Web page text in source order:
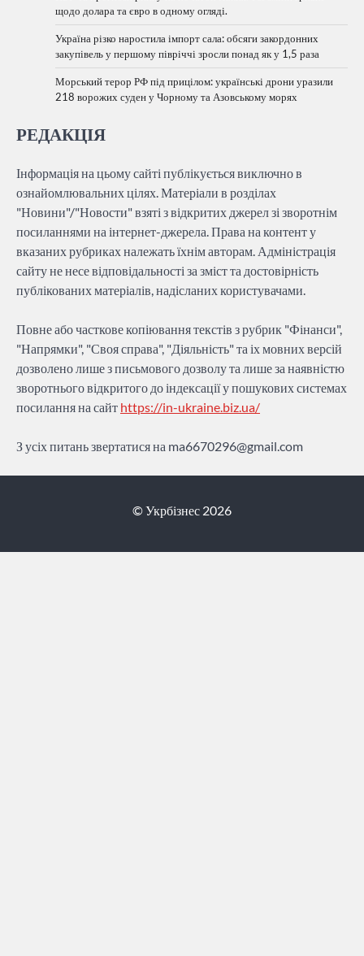
щодо долара та євро в одному огляді.
Україна різко наростила імпорт сала: обсяги закордонних
закупівель у першому півріччі зросли понад як у 1,5 раза
Морський терор РФ під прицілом: українські дрони уразили
218 ворожих суден у Чорному та Азовському морях
РЕДАКЦІЯ
Інформація на цьому сайті публікується виключно в
ознайомлювальних цілях. Матеріали в розділах
"Новини"/"Новости" взяті з відкритих джерел зі зворотнім
посиланнями на інтернет-джерела. Права на контент у
вказаних рубриках належать їхнім авторам. Адміністрація
сайту не несе відповідальності за зміст та достовірність
публікованих матеріалів, надісланих користувачами.
Повне або часткове копіювання текстів з рубрик "Фінанси",
"Напрямки", "Своя справа", "Діяльність" та іх мовних версій
дозволено лише з письмового дозволу та лише за наявністю
зворотнього відкритого до індексації у пошукових системах
посилання на сайт https://in-ukraine.biz.ua/
З усіх питань звертатися на ma6670296@gmail.com
© Укрбізнес 2026